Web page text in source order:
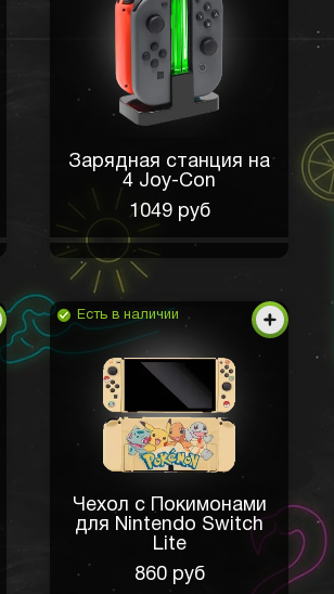
Зарядная станция на
4 Joy-Con
1049 руб
Есть в наличии
Чехол с Покимонами
для Nintendo Switch
Lite
860 руб